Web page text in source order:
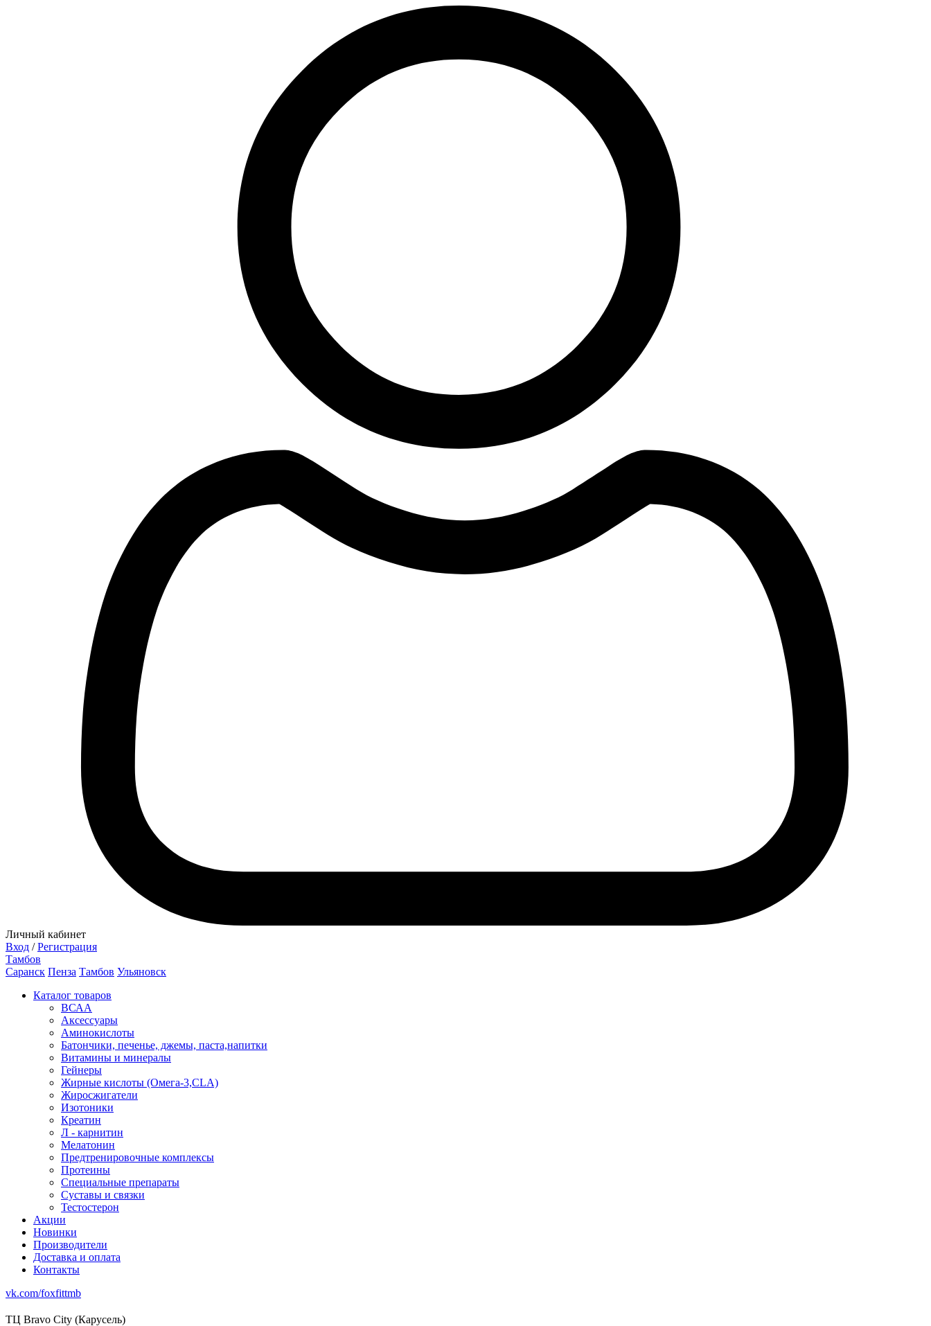
Личный кабинет
Вход / Регистрация
Тамбов
Саранск Пенза Тамбов Ульяновск
Каталог товаров
ВСАА
Аксессуары
Аминокислоты
Батончики, печенье, джемы, паста,напитки
Витамины и минералы
Гейнеры
Жирные кислоты (Омега-3,CLA)
Жиросжигатели
Изотоники
Креатин
Л - карнитин
Мелатонин
Предтренировочные комплексы
Протеины
Специальные препараты
Суставы и связки
Тестостерон
Акции
Новинки
Производители
Доставка и оплата
Контакты
vk.com/foxfittmb
ТЦ Bravo City (Карусель)